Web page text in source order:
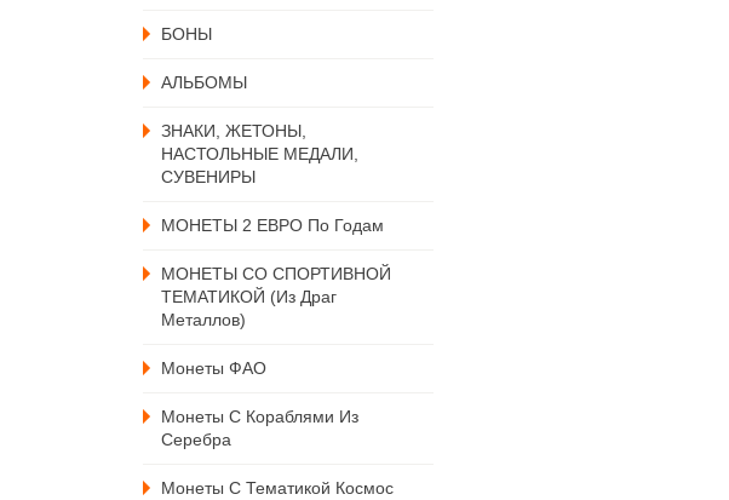
БОНЫ
АЛЬБОМЫ
ЗНАКИ, ЖЕТОНЫ,
НАСТОЛЬНЫЕ МЕДАЛИ,
СУВЕНИРЫ
МОНЕТЫ 2 ЕВРО По Годам
МОНЕТЫ СО СПОРТИВНОЙ
ТЕМАТИКОЙ (из Драг
Металлов)
Монеты ФАО
Монеты С Кораблями Из
Серебра
Монеты С Тематикой Космос